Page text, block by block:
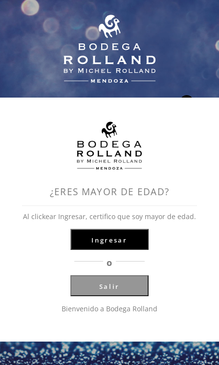
Val de Flores
¿ERES MAYOR DE EDAD?
Al clickear Ingresar, certifico que soy mayor de edad.
Ingresar
O
Salir
Bienvenido a Bodega Rolland